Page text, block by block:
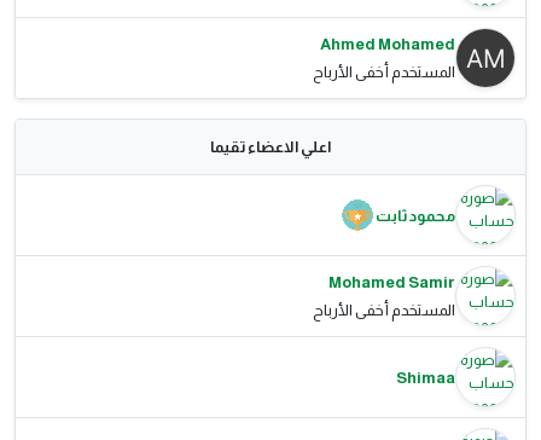
Ahmed Mohamed
المستخدم أخفى الأرباح
اعلي الاعضاء تقيما
محمود ثابت
Mohamed Samir
المستخدم أخفى الأرباح
Shimaa